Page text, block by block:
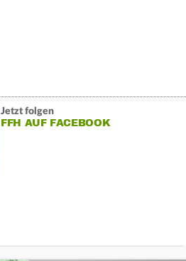
Jetzt folgen
FFH AUF FACEBOOK